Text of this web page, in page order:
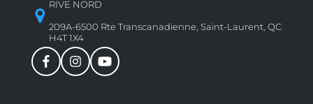
RIVE NORD
209A-6500 Rte Transcanadienne, Saint-Laurent, QC
H4T 1X4